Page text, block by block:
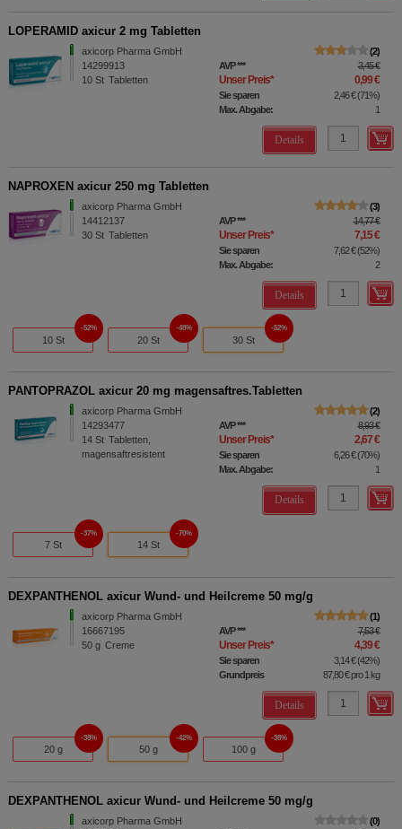
LOPERAMID axicur 2 mg Tabletten
axicorp Pharma GmbH
14299913
10 St Tabletten
2
AVP*** 3,45 €
Unser Preis* 0,99 €
Sie sparen 2,46 €(71%)
Max. Abgabe:
1
Details
NAPROXEN axicur 250 mg Tabletten
axicorp Pharma GmbH
14412137
30 St Tabletten
3
AVP*** 14,77 €
Unser Preis* 7,15 €
Sie sparen 7,62 €(52%)
Max. Abgabe:
2
Details
10 St
52%
20 St
48%
30 St
52%
PANTOPRAZOL axicur 20 mg magensaftres.Tabletten
axicorp Pharma GmbH
14293477
14 St Tabletten,
magensaftresistent
2
AVP*** 8,93 €
Unser Preis* 2,67 €
Sie sparen 6,26 €(70%)
Max. Abgabe:
1
Details
7 St
37%
14 St
70%
DEXPANTHENOL axicur Wund- und Heilcreme 50 mg/g
axicorp Pharma GmbH
16667195
50 g Creme
1
AVP*** 7,53 €
Unser Preis* 4,39 €
Sie sparen 3,14 €(42%)
Grundpreis
87,80 €pro 1 kg
Details
20 g
38%
50 g
42%
100 g
38%
DEXPANTHENOL axicur Wund- und Heilcreme 50 mg/g
axicorp Pharma GmbH
0